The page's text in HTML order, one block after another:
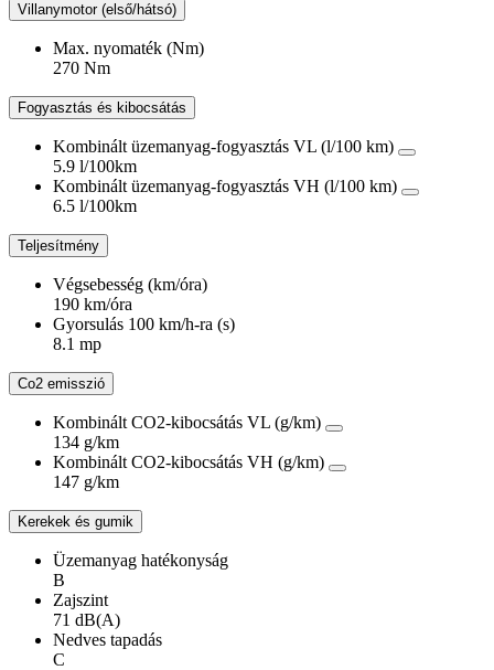
Villanymotor (első/hátsó)
Max. nyomaték (Nm)
270 Nm
Fogyasztás és kibocsátás
Kombinált üzemanyag-fogyasztás VL (l/100 km)
5.9 l/100km
Kombinált üzemanyag-fogyasztás VH (l/100 km)
6.5 l/100km
Teljesítmény
Végsebesség (km/óra)
190 km/óra
Gyorsulás 100 km/h-ra (s)
8.1 mp
Co2 emisszió
Kombinált CO2-kibocsátás VL (g/km)
134 g/km
Kombinált CO2-kibocsátás VH (g/km)
147 g/km
Kerekek és gumik
Üzemanyag hatékonyság
B
Zajszint
71 dB(A)
Nedves tapadás
C